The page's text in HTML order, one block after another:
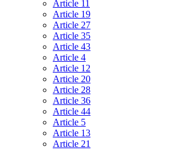
Article 11
Article 19
Article 27
Article 35
Article 43
Article 4
Article 12
Article 20
Article 28
Article 36
Article 44
Article 5
Article 13
Article 21